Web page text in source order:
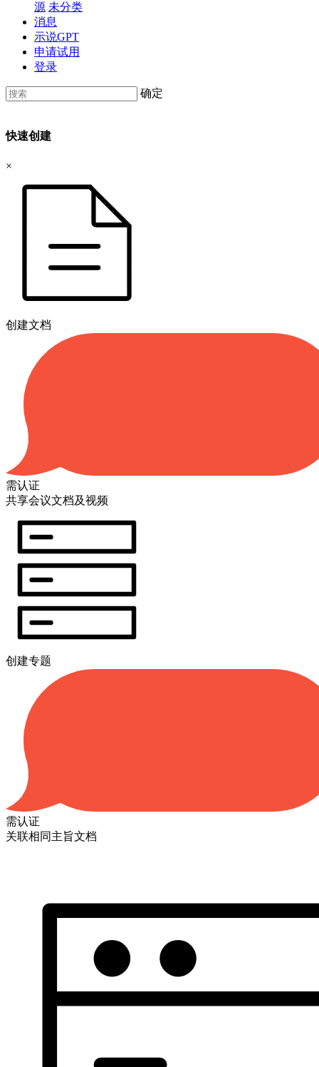
源 未分类
消息
示说GPT
申请试用
登录
确定
快速创建
×
创建文档
需认证
共享会议文档及视频
创建专题
需认证
关联相同主旨文档